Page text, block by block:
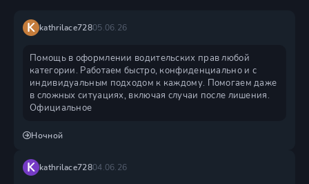
K kathrilace72805.06.26
Помощь в оформлении водительских прав любой
категории. Работаем быстро, конфиденциально и с
индивидуальным подходом к каждому. Помогаем даже
в сложных ситуациях, включая случаи после лишения.
Официальное
Ночной
K kathrilace72804.06.26